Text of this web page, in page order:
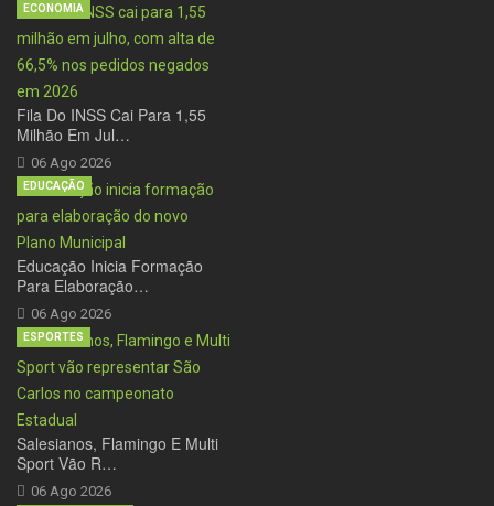
Fila Do INSS Cai Para 1,55
Milhão Em Jul…
06 Ago 2026
ECONOMIA
Educação Inicia Formação
Para Elaboração…
06 Ago 2026
EDUCAÇÃO
Salesianos, Flamingo E Multi
Sport Vão R…
06 Ago 2026
ESPORTES